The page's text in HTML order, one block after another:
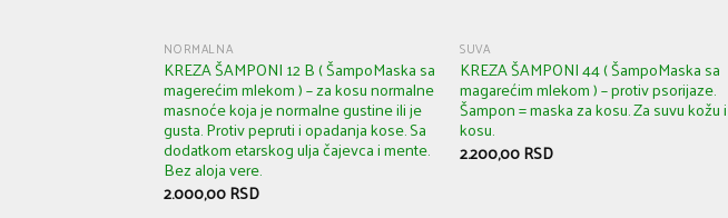
NORMALNA
KREZA ŠAMPONI 12 B ( ŠampoMaska sa
magerećim mlekom ) – za kosu normalne
masnoće koja je normalne gustine ili je
gusta. Protiv pepruti i opadanja kose. Sa
dodatkom etarskog ulja čajevca i mente.
Bez aloja vere.
2.000,00RSD
SUVA
KREZA ŠAMPONI 44 ( ŠampoMaska sa
magarećim mlekom ) – protiv psorijaze.
Šampon = maska za kosu. Za suvu kožu i
kosu.
2.200,00RSD